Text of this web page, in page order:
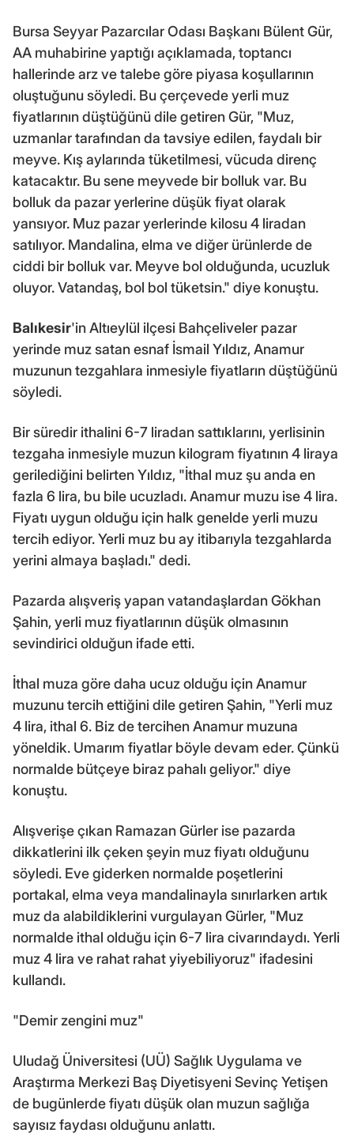
Bursa Seyyar Pazarcılar Odası Başkanı Bülent Gür,
AA muhabirine yaptığı açıklamada, toptancı
hallerinde arz ve talebe göre piyasa koşullarının
oluştuğunu söyledi. Bu çerçevede yerli muz
fiyatlarının düştüğünü dile getiren Gür, "Muz,
uzmanlar tarafından da tavsiye edilen, faydalı bir
meyve. Kış aylarında tüketilmesi, vücuda direnç
katacaktır. Bu sene meyvede bir bolluk var. Bu
bolluk da pazar yerlerine düşük fiyat olarak
yansıyor. Muz pazar yerlerinde kilosu 4 liradan
satılıyor. Mandalina, elma ve diğer ürünlerde de
ciddi bir bolluk var. Meyve bol olduğunda, ucuzluk
oluyor. Vatandaş, bol bol tüketsin." diye konuştu.
Balıkesir'in Altıeylül ilçesi Bahçeliveler pazar
yerinde muz satan esnaf İsmail Yıldız, Anamur
muzunun tezgahlara inmesiyle fiyatların düştüğünü
söyledi.
Bir süredir ithalini 6-7 liradan sattıklarını, yerlisinin
tezgaha inmesiyle muzun kilogram fiyatının 4 liraya
gerilediğini belirten Yıldız, "İthal muz şu anda en
fazla 6 lira, bu bile ucuzladı. Anamur muzu ise 4 lira.
Fiyatı uygun olduğu için halk genelde yerli muzu
tercih ediyor. Yerli muz bu ay itibarıyla tezgahlarda
yerini almaya başladı." dedi.
Pazarda alışveriş yapan vatandaşlardan Gökhan
Şahin, yerli muz fiyatlarının düşük olmasının
sevindirici olduğun ifade etti.
İthal muza göre daha ucuz olduğu için Anamur
muzunu tercih ettiğini dile getiren Şahin, "Yerli muz
4 lira, ithal 6. Biz de tercihen Anamur muzuna
yöneldik. Umarım fiyatlar böyle devam eder. Çünkü
normalde bütçeye biraz pahalı geliyor." diye
konuştu.
Alışverişe çıkan Ramazan Gürler ise pazarda
dikkatlerini ilk çeken şeyin muz fiyatı olduğunu
söyledi. Eve giderken normalde poşetlerini
portakal, elma veya mandalinayla sınırlarken artık
muz da alabildiklerini vurgulayan Gürler, "Muz
normalde ithal olduğu için 6-7 lira civarındaydı. Yerli
muz 4 lira ve rahat rahat yiyebiliyoruz" ifadesini
kullandı.
"Demir zengini muz"
Uludağ Üniversitesi (UÜ) Sağlık Uygulama ve
Araştırma Merkezi Baş Diyetisyeni Sevinç Yetişen
de bugünlerde fiyatı düşük olan muzun sağlığa
sayısız faydası olduğunu anlattı.